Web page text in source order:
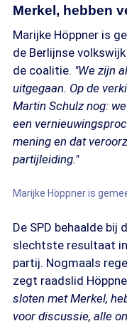
Merkel, hebben
Marijke Höppner is
de Berlijnse
de coalitie. "We zijn
uitgegaan. Op de
Martin Schulz nog:
een
mening en dat
partijleiding."
Marijke Höppner is
De SPD behaalde bij
slechtste resultaat
partij. Nogmaals
zegt raadslid
sloten met Merkel,
voor discussie, alle